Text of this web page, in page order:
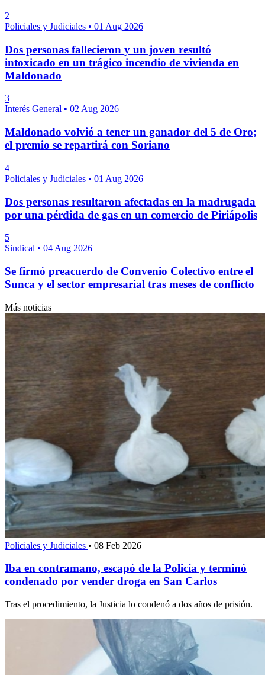
2
Policiales y Judiciales • 01 Aug 2026
Dos personas fallecieron y un joven resultó
intoxicado en un trágico incendio de vivienda en
Maldonado
3
Interés General • 02 Aug 2026
Maldonado volvió a tener un ganador del 5 de Oro;
el premio se repartirá con Soriano
4
Policiales y Judiciales • 01 Aug 2026
Dos personas resultaron afectadas en la madrugada
por una pérdida de gas en un comercio de Piriápolis
5
Sindical • 04 Aug 2026
Se firmó preacuerdo de Convenio Colectivo entre el
Sunca y el sector empresarial tras meses de conflicto
Más noticias
Policiales y Judiciales • 08 Feb 2026
Iba en contramano, escapó de la Policía y terminó
condenado por vender droga en San Carlos
Tras el procedimiento, la Justicia lo condenó a dos años de prisión.